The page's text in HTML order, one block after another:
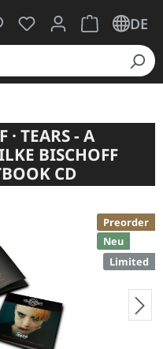
Du hast 0 Produkte
Warenkorb
DE
· TEARS - A
BISCHOFF
CD
Preorder
Neu
Limited